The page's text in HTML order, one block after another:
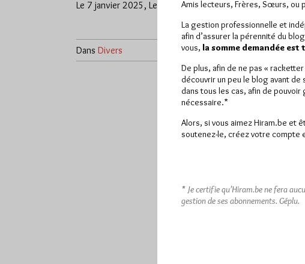
Le 7 janvier 2025, Le 7 janvier…
Dans Divers 0 commentaire
France Paris, le 7
10 ans, un
DansDivers
Amis lecteurs, Frères, Sœurs, ou
La gestion professionnelle et
afin d’assurer la pérennité du
vous, la somme demandée est
De plus, afin de ne pas «
découvrir un peu le blog avant de
dans tous les cas, afin de
nécessaire.*
Alors, si vous aimez Hiram.be et
soutenez-le, créez votre compte
* Je certifie qu’Hiram.be ne fera
gestion de ses abonnements. Géplu.